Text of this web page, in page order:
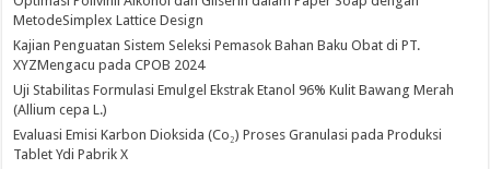
MetodeSimplex Lattice Design
Kajian Penguatan Sistem Seleksi Pemasok Bahan Baku Obat di PT.
XYZMengacu pada CPOB 2024
Uji Stabilitas Formulasi Emulgel Ekstrak Etanol 96% Kulit Bawang Merah
(Allium cepa L.)
Evaluasi Emisi Karbon Dioksida (Co₂) Proses Granulasi pada Produksi
Tablet Ydi Pabrik X